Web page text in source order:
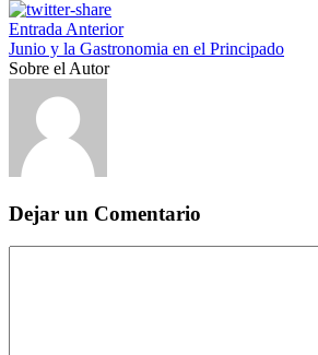
Entrada Anterior
Junio y la Gastronomia en el Principado
Sobre el Autor
Dejar un Comentario